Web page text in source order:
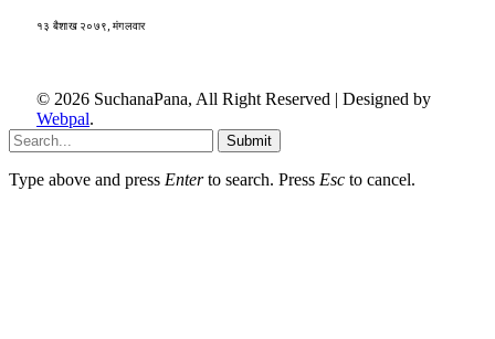
१३ बैशाख २०७९, मंगलवार
© 2026 SuchanaPana, All Right Reserved | Designed by
Webpal.
Submit
Type above and press Enterto search. Press Esc to cancel.